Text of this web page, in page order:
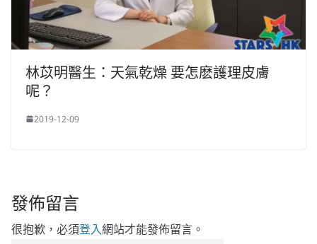
林苡明醫生：天氣乾燥 要怎麽護理皮膚
呢？
2019-12-09
發佈留言
很抱歉，必須登入網站才能發佈留言。